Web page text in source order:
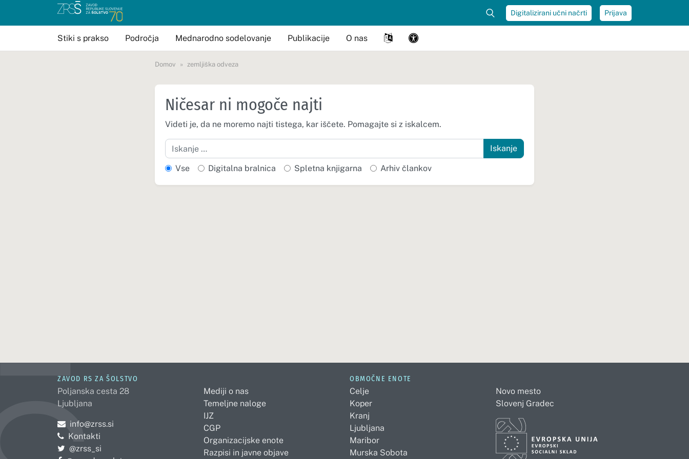
Digitalizirani učni načrti Prijava
Stiki s prakso Področja Mednarodno sodelovanje Publikacije O nas
Domov zemljiška odveza
Ničesar ni mogoče najti
Videti je, da ne moremo najti tistega, kar iščete. Pomagajte si z iskalcem.
Iskanje
Vse Digitalna bralnica Spletna knjigarna Arhiv člankov
ZAVOD RS ZA ŠOLSTVO
Poljanska cesta 28
Ljubljana
Pošljite e-mail na
info@zrss.si
Kontakti
Pojdite na Twitter:
@zrss_si
Mediji o nas
Temeljne naloge
IJZ
CGP
Organizacijske enote
Razpisi in javne objave
OBMOČNE ENOTE
Celje
Koper
Kranj
Ljubljana
Maribor
Murska Sobota
Novo mesto
Slovenj Gradec